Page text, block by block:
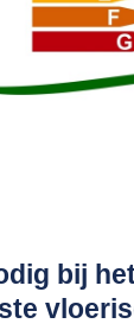
bij